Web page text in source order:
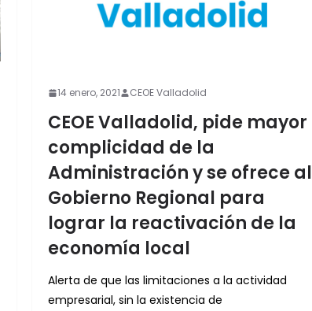
14 enero, 2021 CEOE Valladolid
CEOE Valladolid, pide mayor
complicidad de la
Administración y se ofrece al
Gobierno Regional para
lograr la reactivación de la
economía local
Alerta de que las limitaciones a la actividad
empresarial, sin la existencia de